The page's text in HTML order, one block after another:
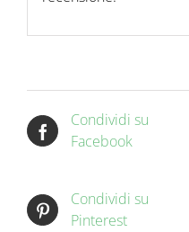
Condividi su
Facebook
Condividi su
Pinterest